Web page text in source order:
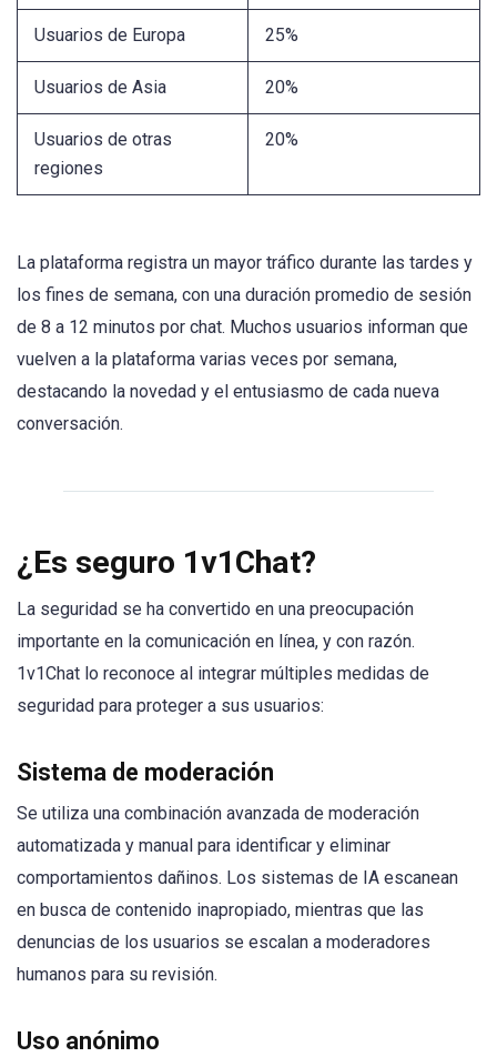
Usuarios de Europa 25%
Usuarios de Asia 20%
Usuarios de otras
regiones
20%
La plataforma registra un mayor tráfico durante las tardes y
los fines de semana, con una duración promedio de sesión
de 8 a 12 minutos por chat. Muchos usuarios informan que
vuelven a la plataforma varias veces por semana,
destacando la novedad y el entusiasmo de cada nueva
conversación.
¿Es seguro 1v1Chat?
La seguridad se ha convertido en una preocupación
importante en la comunicación en línea, y con razón.
1v1Chat lo reconoce al integrar múltiples medidas de
seguridad para proteger a sus usuarios:
Sistema de moderación
Se utiliza una combinación avanzada de moderación
automatizada y manual para identificar y eliminar
comportamientos dañinos. Los sistemas de IA escanean
en busca de contenido inapropiado, mientras que las
denuncias de los usuarios se escalan a moderadores
humanos para su revisión.
Uso anónimo